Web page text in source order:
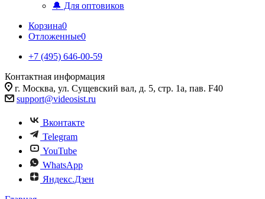
🔔 Для оптовиков
Корзина0
Отложенные0
+7 (495) 646-00-59
Контактная информация
г. Москва, ул. Сущевский вал, д. 5, стр. 1а, пав. F40
support@videosist.ru
Вконтакте
Telegram
YouTube
WhatsApp
Яндекс.Дзен